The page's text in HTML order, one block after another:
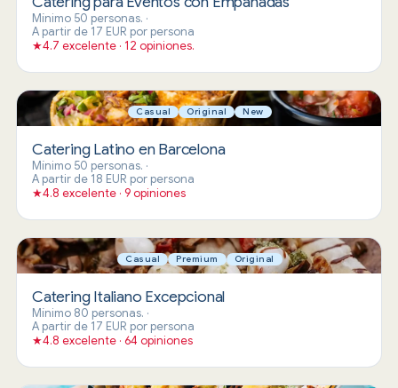
Mínimo 50 personas. ·
A partir de 17 EUR por persona
★4.7 excelente · 12 opiniones.
Casual Original New
Catering Latino en Barcelona
Mínimo 50 personas. ·
A partir de 18 EUR por persona
★4.8 excelente · 9 opiniones
Casual Premium Original
Catering Italiano Excepcional
Mínimo 80 personas. ·
A partir de 17 EUR por persona
★4.8 excelente · 64 opiniones